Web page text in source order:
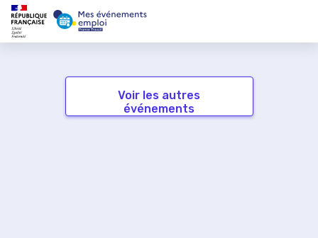
Voir les autres
événements